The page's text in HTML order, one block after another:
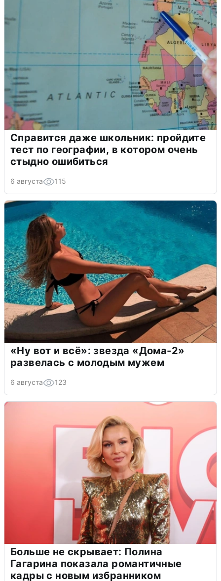
Справится даже школьник: пройдите
тест по географии, в котором очень
стыдно ошибиться
6 августа 115
«Ну вот и всё»: звезда «Дома-2»
развелась с молодым мужем
6 августа 123
Больше не скрывает: Полина
Гагарина показала романтичные
кадры с новым избранником